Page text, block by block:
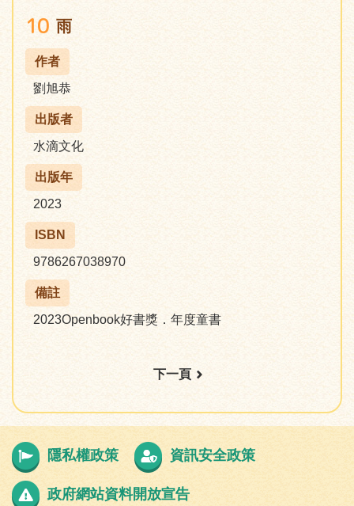
10 雨
作者
劉旭恭
出版者
水滴文化
出版年
2023
ISBN
9786267038970
備註
2023Openbook好書獎．年度童書
下一頁
隱私權政策 資訊安全政策
政府網站資料開放宣告